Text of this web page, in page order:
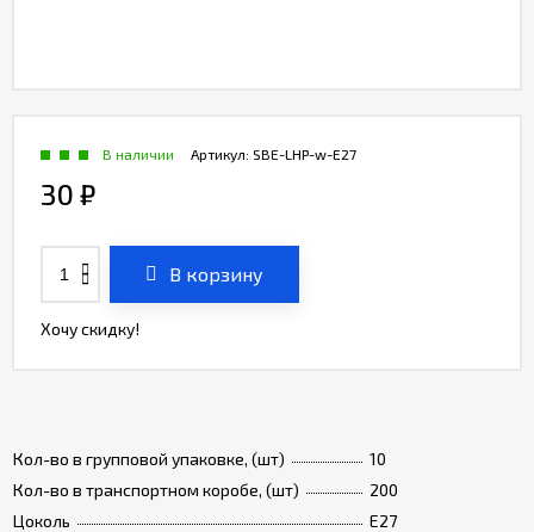
Кол-во в групповой упаковке, (шт)
10
Кол-во в транспортном коробе, (шт)
200
Цоколь
E27
Артикул: SBE-LHP-w-E27
В наличии
30 ₽
В корзину
Хочу скидку!